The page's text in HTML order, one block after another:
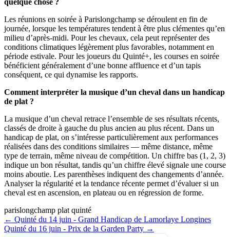
quelque chose ?
Les réunions en soirée à Parislongchamp se déroulent en fin de
journée, lorsque les températures tendent à être plus clémentes qu’en
milieu d’après-midi. Pour les chevaux, cela peut représenter des
conditions climatiques légèrement plus favorables, notamment en
période estivale. Pour les joueurs du Quinté+, les courses en soirée
bénéficient généralement d’une bonne affluence et d’un tapis
conséquent, ce qui dynamise les rapports.
Comment interpréter la musique d’un cheval dans un handicap
de plat ?
La musique d’un cheval retrace l’ensemble de ses résultats récents,
classés de droite à gauche du plus ancien au plus récent. Dans un
handicap de plat, on s’intéresse particulièrement aux performances
réalisées dans des conditions similaires — même distance, même
type de terrain, même niveau de compétition. Un chiffre bas (1, 2, 3)
indique un bon résultat, tandis qu’un chiffre élevé signale une course
moins aboutie. Les parenthèses indiquent des changements d’année.
Analyser la régularité et la tendance récente permet d’évaluer si un
cheval est en ascension, en plateau ou en régression de forme.
parislongchamp plat quinté
← Quinté du 14 juin - Grand Handicap de Lamorlaye Longines
Quinté du 16 juin - Prix de la Garden Party →